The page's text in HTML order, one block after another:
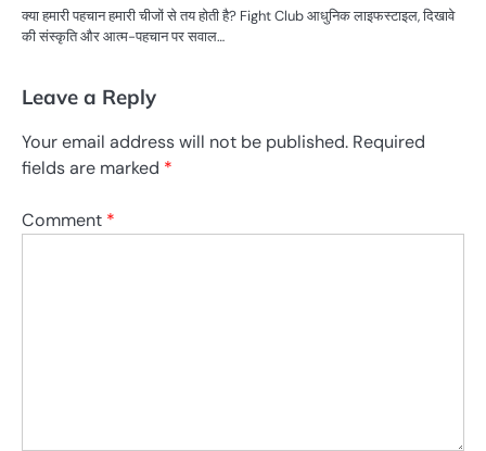
क्या हमारी पहचान हमारी चीजों से तय होती है? Fight Club आधुनिक लाइफस्टाइल, दिखावे
की संस्कृति और आत्म-पहचान पर सवाल…
Leave a Reply
Your email address will not be published. Required
fields are marked *
Comment *